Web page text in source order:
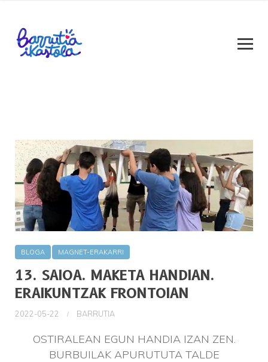
BLOGA MAGNET-ERAKARRI
13. SAIOA. MAKETA HANDIAN.
ERAIKUNTZAK FRONTOIAN
2022-05-22 BARRUTIA
OSTIRALEAN EGUN HANDIA IZAN ZEN.
BURBUILAK APURUTUTA TALDE